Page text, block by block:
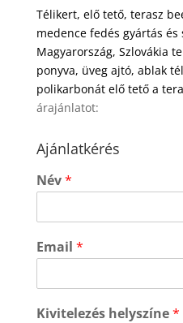
Télikert, elő tető, terasz
medence fedés gyártás és
Magyarország, Szlovákia
ponyva, üveg ajtó, ablak
polikarbonát elő tető a
árajánlatot:
Ajánlatkérés
Név*
Email *
Kivitelezés helyszíne*